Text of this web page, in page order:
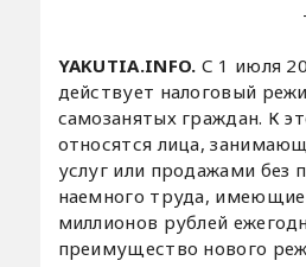
YAKUTIA.INFO. С 1 июля
действует налоговый
самозанятых граждан. К
относятся лица,
услуг или продажами без
наемного труда,
миллионов рублей
преимущество нового